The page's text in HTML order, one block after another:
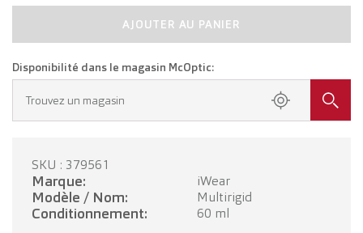
AJOUTER AU PANIER
Disponibilité dans le magasin McOptic:
Trouvez un magasin
SKU : 379561
Marque: iWear
Modèle / Nom: Multirigid
Conditionnement: 60 ml